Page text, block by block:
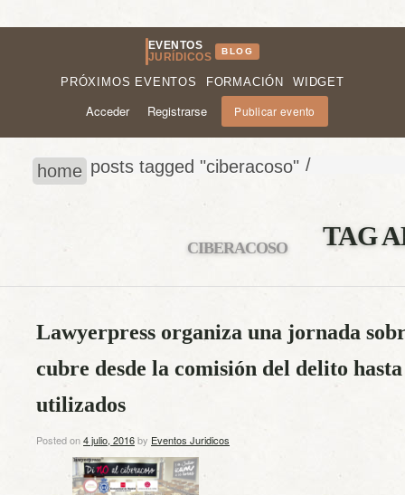
EVENTOS
JURÍDICOS
BLOG
PRÓXIMOS EVENTOS FORMACIÓN WIDGET
Acceder Registrarse Publicar evento
home /
posts tagged "ciberacoso"
TAG
CIBERACOSO
Lawyerpress organiza una jornada
cubre desde la comisión del delito
utilizados
Posted on4 julio, 2016by Eventos Juridicos